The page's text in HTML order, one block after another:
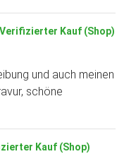
Verifizierter Kauf (Shop)
und auch meinen
schöne
Kauf (Shop)